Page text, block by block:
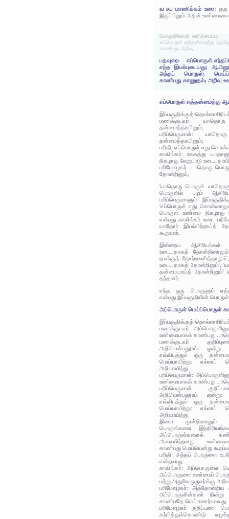
வ சுப மாணிக்கம் உரை:
இருப்பினும் அதன்
பொருள்கோள் வரிஅமைப்பு:
எப்பொருள் எத்தன்மைத்து
காண்பது அறிவு.
பதவுரை: எப்பொருள்-
எந்த இயல்புடையது;
அந்தப் பொருள்;
காண்பது-காணுதல்; அறிவு-
எப்பொருள் எத்தன்மைத்து
இப்பகுதிக்குத்
மணக்குடவர்:
தன்மைத்தாயினும்;
பரிப்பெருமாள்:
தன்மைத்தாயினும்;
பரிதி: எப்பொருள் எது
காலிங்கர்: உலகத்து
நிகழாது வேறுபாடு
பரிமேலழகர்: யாதொரு
தோன்றினும்,
'யாதொரு பொருள்
பொருளில் பழம்
பரிப்பெருமாளும்
'எப்பொருள் எது
பொருள் உண்மை நிகழாது
என்பது காலிங்கர் உரை.
யாதோர் இயல்பிற்றாய்த்
கூறுவார்.
இன்றைய ஆசிரியர்கள்
உடையதாகத்
நமக்குத்
உடையதாகத் தோன்றினும்',
தன்மையாய்த் தோன்றினும்'
தந்தனர்.
எந்த ஒரு பொருளும்
என்பது இப்பகுதியின்
அப்பொருள் மெய்ப்பொருள்
இப்பகுதிக்குத்
மணக்குடவர்:
உண்மையாகக் காண்பது
மணக்குடவர்
அறிவென்பதூஉம்
எவ்விடத்தும் ஒரு
மெய்யாயிற்று: எல்லாப்
அறிவாயிற்று.
பரிப்பெருமாள்:
உண்மையாகக் காண்பது
பரிப்பெருமாள்
அறிவென்பதூஉம்
எவ்விடத்தும் ஒரு
மெய்யாயிற்று: எல்லாப்
அறிவாயிற்று.
இவை மூன்றினானும்
பொருள்களை
அப்பொருள்களைக்
அவையிற்றனது
காண்பது மெய்யென்று
பரிதி: அந்தப் பொருளை
என்றவாறு.
காலிங்கர்: அப்பொருளை
அப்பொருளை உண்மைப்
மற்று அதுவே ஒருவர்க்கு
பரிமேலழகர்:
அப்பொருளின்கண் நின்று
காண்பதே மெய் உணர்வாவது.
பரிமேலழகர் குறிப்புரை:
கற்பித்துக்கொண்டு